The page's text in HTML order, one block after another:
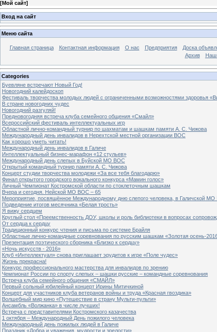
[Мой сайт]
Вход на сайт
Меню сайта
Главная страница Контактная информация О нас Предприятия
Доска
Архив
Categories
Буевляне встречают Новый Год!
Новогодний калейдоскоп
Фестиваль творчества молодых людей с ограниченными возможностями здоровья
В стране новогодних чудес
Новогодний разгуляй!
Предновогодняя встреча клуба семейного общения «Смайл»
Всероссийский фестиваль интеллектуальных игр
Областной лично-командный турнир по шахматам и шашкам памяти А. С. Чижова
Международный день инвалидов в Нерехтской местной организации ВОС
Как хорошо уметь читать!
Международный день инвалидов в Галиче
Интеллектуальный бизнес-марафон «12 стульев»
Международный день слепых в Буйской МО ВОС
Открытый командный турнир памяти А. С. Чижова
Концерт студии творчества молодежи «За все тебя благодарю»
Финал открытого городского вокального конкурса «Мамин голос»
Личный Чемпионат Костромской области по стоклеточным шашкам
Вчера и сегодня. Нейской МО ВОС – 65
Мероприятие, посвящённое Международному дню слепого человека, в Галичской
Подведение итогов месячника «Белая трость»
Я вижу сердцем
Круглый стол «Преемственность ДОУ, школы и роль библиотеки в вопросах
От сердца к сердцу
Традиционный конкурс чтения и письма по системе Брайля
Областные лично-командные соревнования по русским шашкам «Золотая осень-
Презентация поэтического сборника «Близко к сердцу»
«Ночь искусств - 2016»
Клуб «Интеллектуал» снова приглашает эрудитов к игре «Поле чудес»
Жизнь прекрасна!
Конкурс профессионального мастерства для инвалидов по зрению
Чемпионат России по спорту слепых – шашки русские – командные соревнования
Встреча клуба семейного общения «СМАЙЛ»
Первый сольный юбилейный концерт Ирины Митичкиной
Концерт для участников клуба ветеранов войны и труда «Красная гвоздика»
Волшебный мир кино «Путешествие в страну Мульти-пульти»
Ансамбль «Волжанка» в числе лучших!
Встреча с представителями Костромского казачества
1 октября – Международный День пожилого человека
Международный день пожилых людей в Галиче
Праздник «Добра и уважения, мудрости и зрелости»